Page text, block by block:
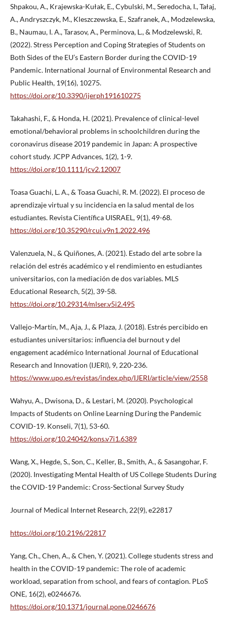
Shpakou, A., Krajewska-Kułak, E., Cybulski, M., Seredocha, I., Tałaj,
A., Andryszczyk, M., Kleszczewska, E., Szafranek, A., Modzelewska,
B., Naumau, I. A., Tarasov, A., Perminova, L., & Modzelewski, R.
(2022). Stress Perception and Coping Strategies of Students on
Both Sides of the EU’s Eastern Border during the COVID-19
Pandemic. International Journal of Environmental Research and
Public Health, 19(16), 10275.
https://doi.org/10.3390/ijerph191610275
Takahashi, F., & Honda, H. (2021). Prevalence of clinical-level
emotional/behavioral problems in schoolchildren during the
coronavirus disease 2019 pandemic in Japan: A prospective
cohort study. JCPP Advances, 1(2), 1-9.
https://doi.org/10.1111/jcv2.12007
Toasa Guachi, L. A., & Toasa Guachi, R. M. (2022). El proceso de
aprendizaje virtual y su incidencia en la salud mental de los
estudiantes. Revista Científica UISRAEL, 9(1), 49-68.
https://doi.org/10.35290/rcui.v9n1.2022.496
Valenzuela, N., & Quiñones, A. (2021). Estado del arte sobre la
relación del estrés académico y el rendimiento en estudiantes
universitarios, con la mediación de dos variables. MLS
Educational Research, 5(2), 39-58.
https://doi.org/10.29314/mlser.v5i2.495
Vallejo-Martín, M., Aja, J., & Plaza, J. (2018). Estrés percibido en
estudiantes universitarios: influencia del burnout y del
engagement académico International Journal of Educational
Research and Innovation (IJERI), 9, 220-236.
https://www.upo.es/revistas/index.php/IJERI/article/view/2558
Wahyu, A., Dwisona, D., & Lestari, M. (2020). Psychological
Impacts of Students on Online Learning During the Pandemic
COVID-19. Konseli, 7(1), 53-60.
https://doi.org/10.24042/kons.v7i1.6389
Wang, X., Hegde, S., Son, C., Keller, B., Smith, A., & Sasangohar, F.
(2020). Investigating Mental Health of US College Students During
the COVID-19 Pandemic: Cross-Sectional Survey Study
Journal of Medical Internet Research, 22(9), e22817
https://doi.org/10.2196/22817
Yang, Ch., Chen, A., & Chen, Y. (2021). College students stress and
health in the COVID-19 pandemic: The role of academic
workload, separation from school, and fears of contagion. PLoS
ONE, 16(2), e0246676.
https://doi.org/10.1371/journal.pone.0246676